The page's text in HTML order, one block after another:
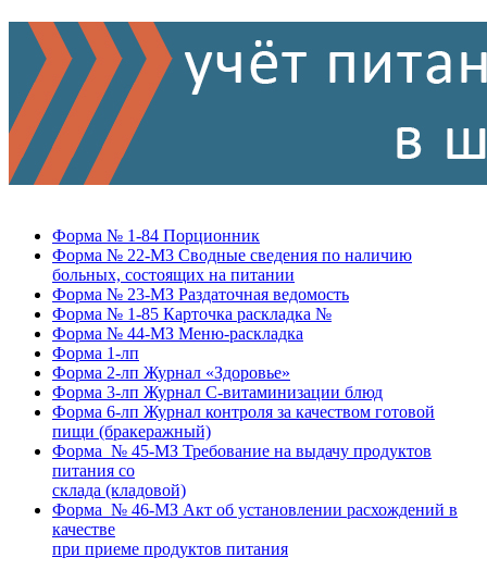
Форма № 1-84 Порционник
Форма № 22-M3 Сводные сведения по наличию
больных, состоящих на питании
Форма № 23-МЗ Раздаточная ведомость
Форма № 1-85 Карточка раскладка №
Форма № 44-МЗ Меню-раскладка
Форма 1-лп
Форма 2-лп Журнал «Здоровье»
Форма 3-лп Журнал C-витаминизации блюд
Форма 6-лп Журнал контроля за качеством готовой
пищи (бракеражный)
Форма № 45-МЗ Требование на выдачу продуктов
питания со
склада (кладовой)
Форма № 46-МЗ Акт об установлении расхождений в
качестве
при приеме продуктов питания